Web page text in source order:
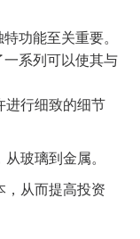
功能至关重要。
系列可以使其与
进行细致的细节
玻璃到金属。
，从而提高投资